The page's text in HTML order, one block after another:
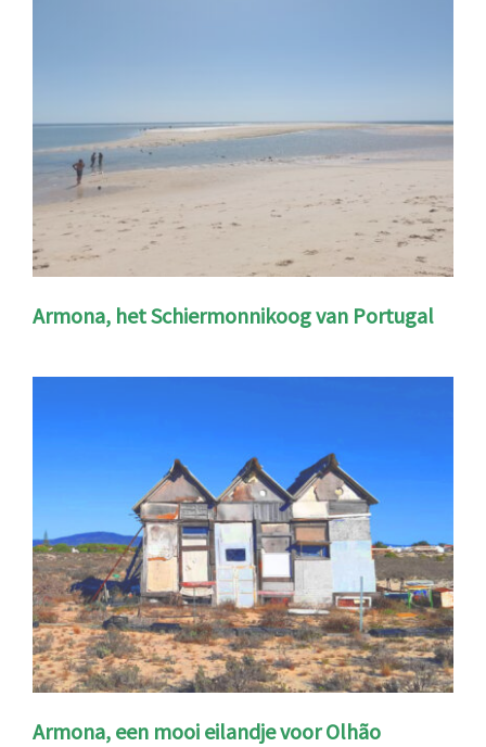
Armona, het Schiermonnikoog van Portugal
Armona, een mooi eilandje voor Olhão